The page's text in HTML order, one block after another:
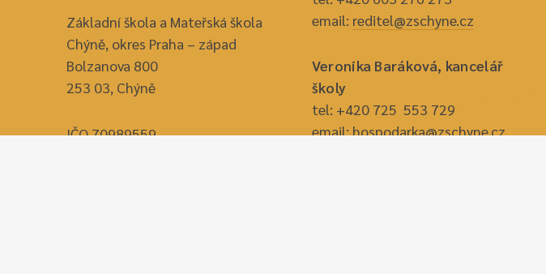
Základní škola a Mateřská škola
Chýně, okres Praha – západ
Bolzanova 800
253 03, Chýně
IČO 70989559
email: reditel@zschyne.cz
Veronika Baráková, kancelář
školy
tel: +420 725 553 729
email:hospodarka@zschyne.cz